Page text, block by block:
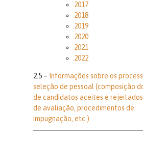
2017
2018
2019
2020
2021
2022
2.5 – Informações sobre os
seleção de pessoal (composição
de candidatos aceites e
de avaliação, procedimentos de
impugnação, etc.)